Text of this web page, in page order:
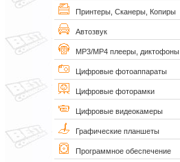
Принтеры, Сканеры, Копиры
Автозвук
MP3/MP4 плееры, диктофоны
Цифровые фотоаппараты
Цифровые фоторамки
Цифровые видеокамеры
Графические планшеты
Программное обеспечение